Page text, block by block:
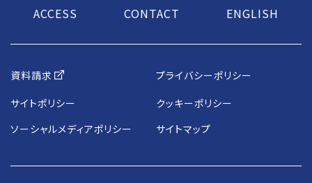
ACCESS CONTACT ENGLISH
資料請求
プライバシーポリシー
サイトポリシー
クッキーポリシー
ソーシャルメディアポリシー
サイトマップ